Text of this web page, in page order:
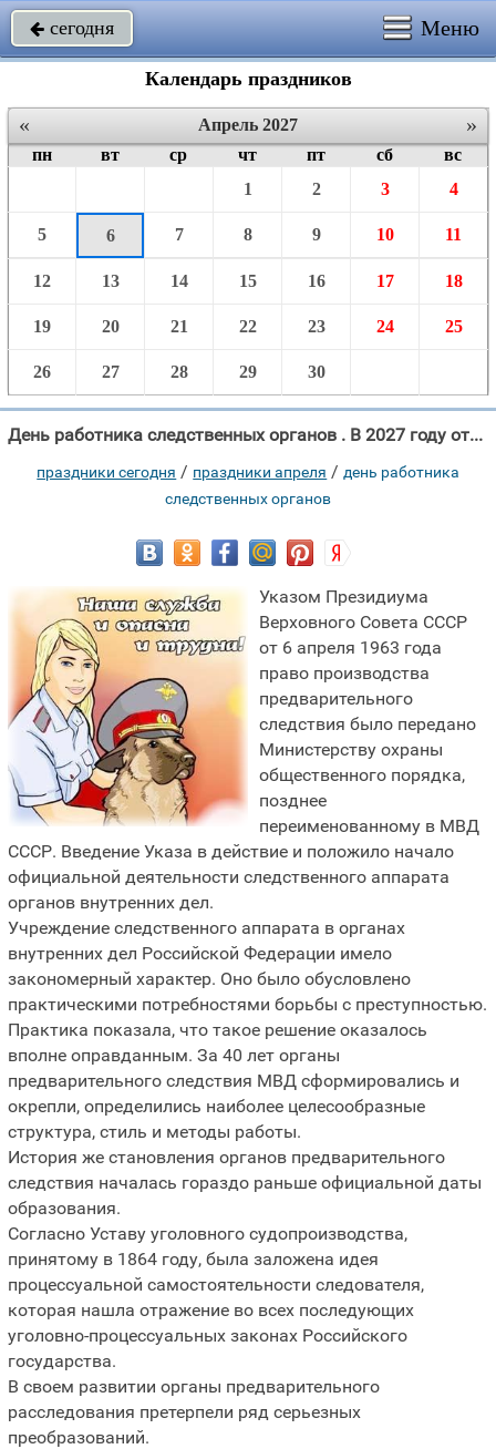
 сегодня Меню
Календарь праздников
« »
Апрель 2027
пн
вт ср чт пт сб
вс
1
2 3 4
5 6 7 8 9 10 11
12 13 14 15 16 17 18
19 20 21 22 23 24 25
26 27 28 29 30
День работника следственных органов . В 2027 году отмечают 6 Апреля.
праздники сегодня / праздники апреля /день работника
следственных органов
Указом Президиума
Верховного Совета СССР
от 6 апреля 1963 года
право производства
предварительного
следствия было передано
Министерству охраны
общественного порядка,
позднее
переименованному в МВД
СССР. Введение Указа в действие и положило начало
официальной деятельности следственного аппарата
органов внутренних дел.
Учреждение следственного аппарата в органах
внутренних дел Российской Федерации имело
закономерный характер. Оно было обусловлено
практическими потребностями борьбы с преступностью.
Практика показала, что такое решение оказалось
вполне оправданным. За 40 лет органы
предварительного следствия МВД сформировались и
окрепли, определились наиболее целесообразные
структура, стиль и методы работы.
История же становления органов предварительного
следствия началась гораздо раньше официальной даты
образования.
Согласно Уставу уголовного судопроизводства,
принятому в 1864 году, была заложена идея
процессуальной самостоятельности следователя,
которая нашла отражение во всех последующих
уголовно-процессуальных законах Российского
государства.
В своем развитии органы предварительного
расследования претерпели ряд серьезных
преобразований.